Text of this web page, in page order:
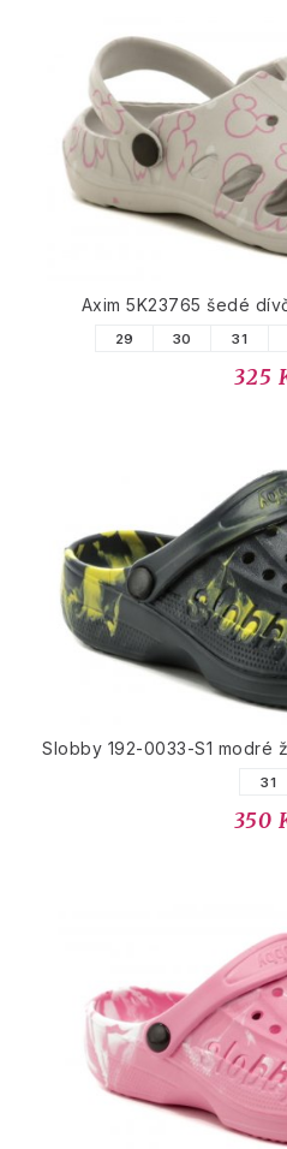
Axim 5K23765 šedé
29 30 31
325
Slobby 192-0033-S1 modré
31
350